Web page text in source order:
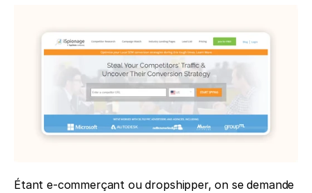
Étant e-commerçant ou dropshipper, on se demande